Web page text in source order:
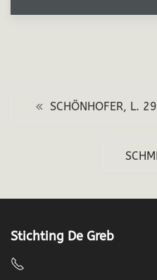
SCHÖNHOFER, L.
Stichting De Greb